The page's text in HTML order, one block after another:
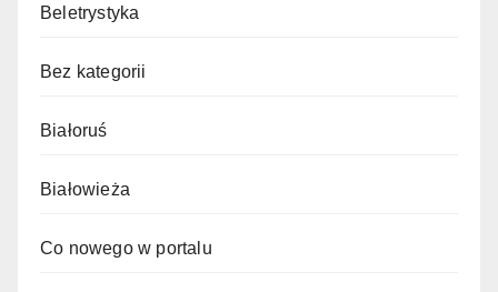
Beletrystyka
Bez kategorii
Białoruś
Białowieża
Co nowego w portalu